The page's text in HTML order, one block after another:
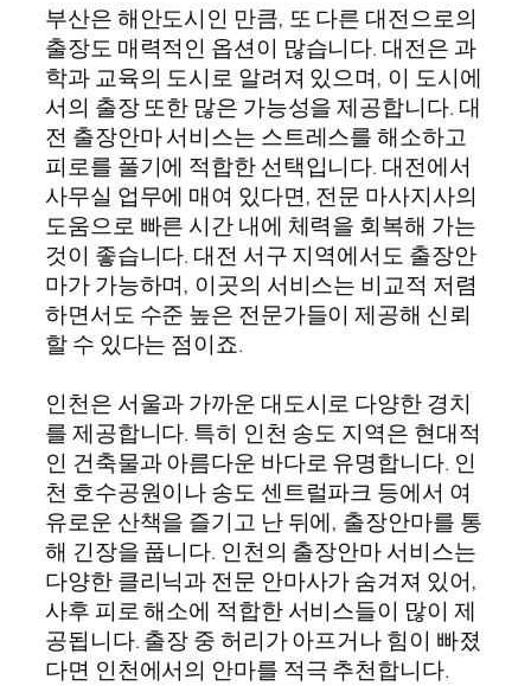
부산은 해안도시인 만큼, 또 다른 대전으로의
출장도 매력적인 옵션이 많습니다. 대전은 과
학과 교육의 도시로 알려져 있으며, 이 도시에
서의 출장 또한 많은 가능성을 제공합니다. 대
전 출장안마 서비스는 스트레스를 해소하고
피로를 풀기에 적합한 선택입니다. 대전에서
사무실 업무에 매여 있다면, 전문 마사지사의
도움으로 빠른 시간 내에 체력을 회복해 가는
것이 좋습니다. 대전 서구 지역에서도 출장안
마가 가능하며, 이곳의 서비스는 비교적 저렴
하면서도 수준 높은 전문가들이 제공해 신뢰
할 수 있다는 점이죠.
인천은 서울과 가까운 대도시로 다양한 경치
를 제공합니다. 특히 인천 송도 지역은 현대적
인 건축물과 아름다운 바다로 유명합니다. 인
천 호수공원이나 송도 센트럴파크 등에서 여
유로운 산책을 즐기고 난 뒤에, 출장안마를 통
해 긴장을 풉니다. 인천의 출장안마 서비스는
다양한 클리닉과 전문 안마사가 숨겨져 있어,
사후 피로 해소에 적합한 서비스들이 많이 제
공됩니다. 출장 중 허리가 아프거나 힘이 빠졌
다면 인천에서의 안마를 적극 추천합니다.